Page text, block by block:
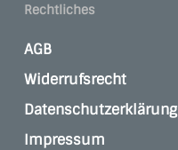
Rechtliches
AGB
Widerrufsrecht
Datenschutzerklärung
Impressum